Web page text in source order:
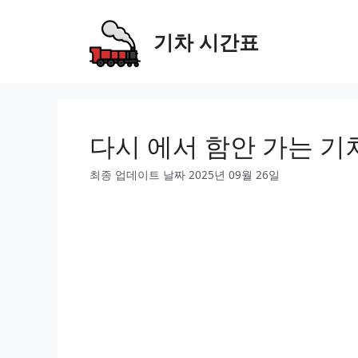
기차 시간표
다시 에서 함안 가는 기
최종 업데이트 날짜 2025년 09월 26일